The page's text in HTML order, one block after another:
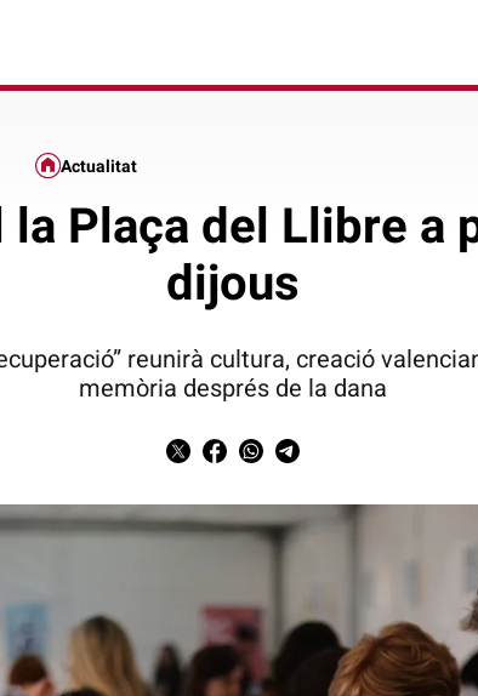
Actualitat
Plaça del Llibre a
dijous
reunirà cultura, creació
memòria després de la dana